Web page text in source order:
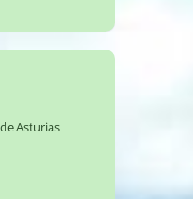
Asturias